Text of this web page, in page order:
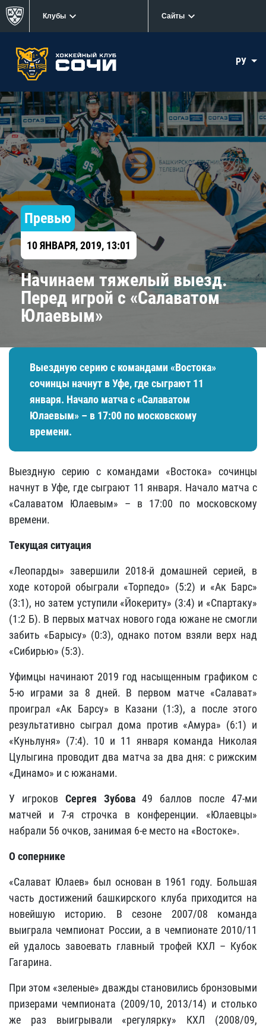
Клубы Сайты
РУ
Превью
10 ЯНВАРЯ, 2019, 13:01
​Начинаем тяжелый выезд.
Перед игрой с «Салаватом
Юлаевым»
Выездную серию с командами «Востока»
сочинцы начнут в Уфе, где сыграют 11
января. Начало матча с «Салаватом
Юлаевым» – в 17:00 по московскому
времени.
Выездную серию с командами «Востока» сочинцы
начнут в Уфе, где сыграют 11 января. Начало матча с
«Салаватом Юлаевым» – в 17:00 по московскому
времени.
Текущая ситуация
«Леопарды» завершили 2018-й домашней серией, в
ходе которой обыграли «Торпедо» (5:2) и «Ак Барс»
(3:1), но затем уступили «Йокериту» (3:4) и «Спартаку»
(1:2 Б). В первых матчах нового года южане не смогли
забить «Барысу» (0:3), однако потом взяли верх над
«Сибирью» (5:3).
Уфимцы начинают 2019 год насыщенным графиком с
5-ю играми за 8 дней. В первом матче «Салават»
проиграл «Ак Барсу» в Казани (1:3), а после этого
результативно сыграл дома против «Амура» (6:1) и
«Куньлуня» (7:4). 10 и 11 января команда Николая
Цулыгина проводит два матча за два дня: с рижским
«Динамо» и с южанами.
У игроков Сергея Зубова49 баллов после 47-ми
матчей и 7-я строчка в конференции. «Юлаевцы»
набрали 56 очков, занимая 6-е место на «Востоке».
О сопернике
«Салават Юлаев» был основан в 1961 году. Большая
часть достижений башкирского клуба приходится на
новейшую историю. В сезоне 2007/08 команда
выиграла чемпионат России, а в чемпионате 2010/11
ей удалось завоевать главный трофей КХЛ – Кубок
Гагарина.
При этом «зеленые» дважды становились бронзовыми
призерами чемпионата (2009/10, 2013/14) и столько
же раз выигрывали «регулярку» КХЛ (2008/09,